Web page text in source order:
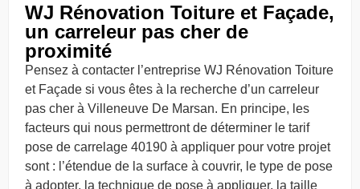
WJ Rénovation Toiture et Façade,
un carreleur pas cher de
proximité
Pensez à contacter l’entreprise WJ Rénovation Toiture
et Façade si vous êtes à la recherche d’un carreleur
pas cher à Villeneuve De Marsan. En principe, les
facteurs qui nous permettront de déterminer le tarif
pose de carrelage 40190 à appliquer pour votre projet
sont : l’étendue de la surface à couvrir, le type de pose
à adopter, la technique de pose à appliquer, la taille